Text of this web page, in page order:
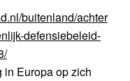
buitenland/achter
defensiebeleid-
in Europa op zich